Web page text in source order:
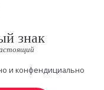
знак
и конфендициально